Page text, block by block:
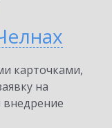
карточками,
на